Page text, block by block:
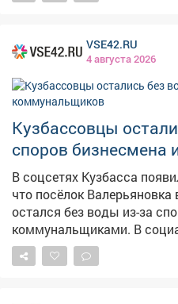
VSE42.RU
4 августа 2026
Кузбассовцы
споров бизнесмена
В соцсетях Кузбасса
что посёлок
остался без воды из-за
коммунальщиками. В социальных сетях Кузбасса
жительница посёлка
района сообщила о